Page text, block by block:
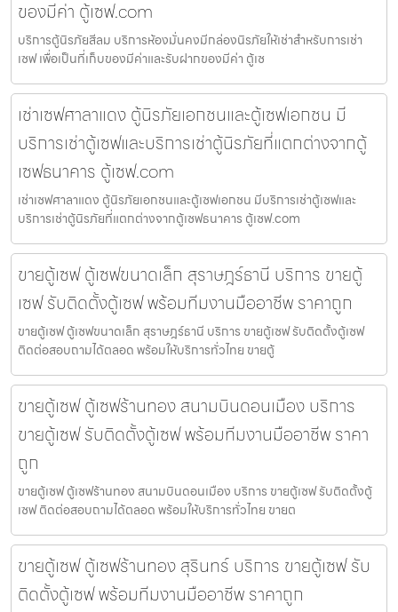
ของมีค่า ตู้เซฟ.com
บริการตู้นิรภัยสีลม บริการห้องมั่นคงมีกล่องนิรภัยให้เช่าสำหรับการเช่า
เซฟ เพื่อเป็นที่เก็บของมีค่าและรับฝากของมีค่า ตู้เซ
เช่าเซฟศาลาแดง ตู้นิรภัยเอกชนและตู้เซฟเอกชน มี
บริการเช่าตู้เซฟและบริการเช่าตู้นิรภัยที่แตกต่างจากตู้
เซฟธนาคาร ตู้เซฟ.com
เช่าเซฟศาลาแดง ตู้นิรภัยเอกชนและตู้เซฟเอกชน มีบริการเช่าตู้เซฟและ
บริการเช่าตู้นิรภัยที่แตกต่างจากตู้เซฟธนาคาร ตู้เซฟ.com
ขายตู้เซฟ ตู้เซฟขนาดเล็ก สุราษฎร์ธานี บริการ ขายตู้
เซฟ รับติดตั้งตู้เซฟ พร้อมทีมงานมืออาชีพ ราคาถูก
ขายตู้เซฟ ตู้เซฟขนาดเล็ก สุราษฎร์ธานี บริการ ขายตู้เซฟ รับติดตั้งตู้เซฟ
ติดต่อสอบถามได้ตลอด พร้อมให้บริการทั่วไทย ขายตู้
ขายตู้เซฟ ตู้เซฟร้านทอง สนามบินดอนเมือง บริการ
ขายตู้เซฟ รับติดตั้งตู้เซฟ พร้อมทีมงานมืออาชีพ ราคา
ถูก
ขายตู้เซฟ ตู้เซฟร้านทอง สนามบินดอนเมือง บริการ ขายตู้เซฟ รับติดตั้งตู้
เซฟ ติดต่อสอบถามได้ตลอด พร้อมให้บริการทั่วไทย ขายต
ขายตู้เซฟ ตู้เซฟร้านทอง สุรินทร์ บริการ ขายตู้เซฟ รับ
ติดตั้งตู้เซฟ พร้อมทีมงานมืออาชีพ ราคาถูก